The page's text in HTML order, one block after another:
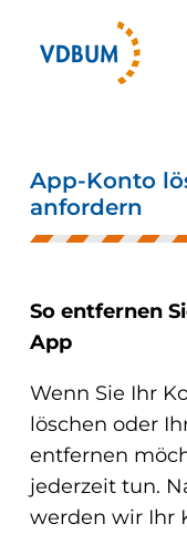
App-Konto
anfordern
So entfernen
App
Wenn Sie Ihr
löschen oder
entfernen
jederzeit tun.
werden wir Ihr